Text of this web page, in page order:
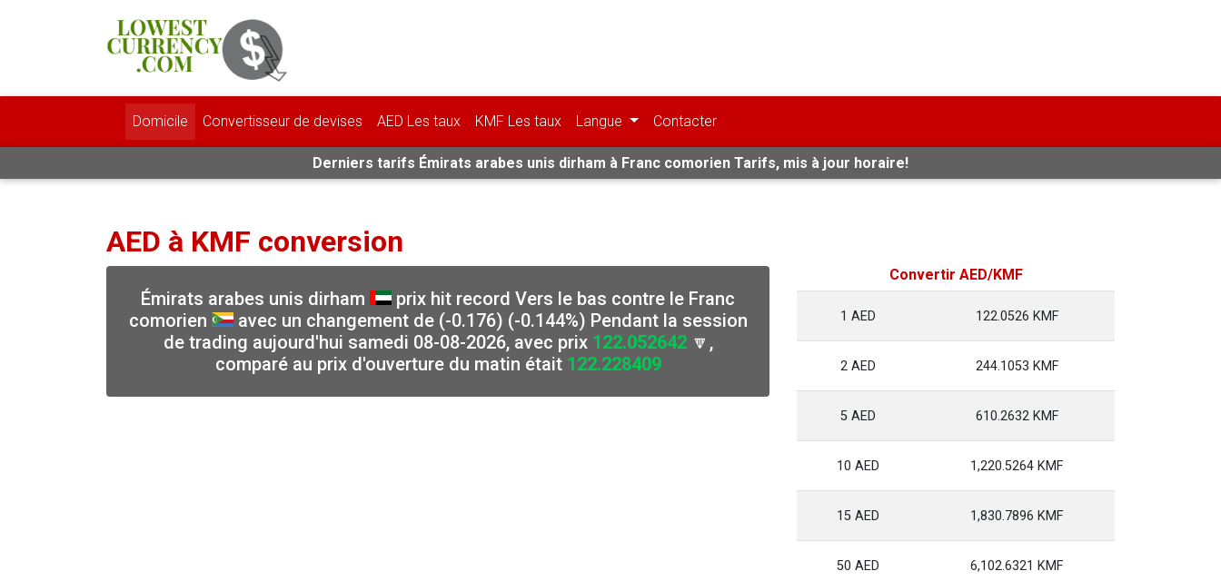
Domicile Convertisseur de devises AED Les taux KMF Les taux Langue Contacter
Derniers tarifs Émirats arabes unis dirham à Franc comorien Tarifs, mis à jour horaire!
AED à KMF conversion
Émirats arabes unis dirham
prix hit record Vers le bas contre le Franc
comorien
avec un changement de (-0.176) (-0.144%) Pendant la session
de trading aujourd'hui samedi 08-08-2026, avec prix 122.052642🔽,
comparé au prix d'ouverture du matin était 122.228409
Convertir AED/KMF
1 AED 122.0526 KMF
2 AED 244.1053 KMF
5 AED 610.2632 KMF
10 AED 1,220.5264 KMF
15 AED 1,830.7896 KMF
50 AED 6,102.6321 KMF